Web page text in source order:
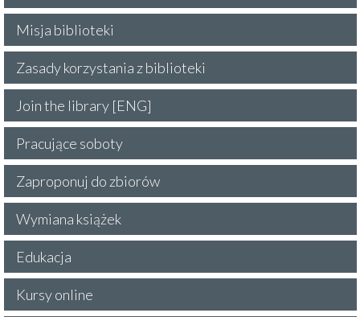
Misja biblioteki
Zasady korzystania z biblioteki
Join the library [ENG]
Pracujące soboty
Zaproponuj do zbiorów
Wymiana książek
Edukacja
Kursy online